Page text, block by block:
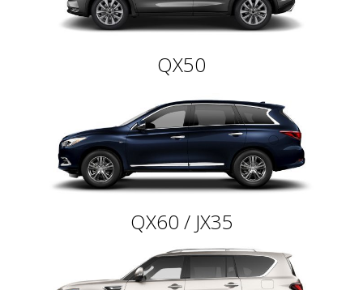
QX50
QX60 / JX35